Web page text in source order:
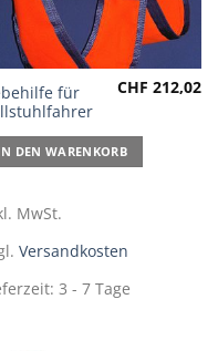
für
CHF 212,02
DEN WARENKORB
MwSt.
Versandkosten
3 - 7 Tage